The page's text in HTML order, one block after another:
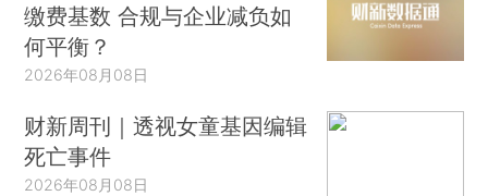
缴费基数 合规与企业减负如
何平衡？
2026年08月08日
财新周刊｜透视女童基因编辑
死亡事件
2026年08月08日